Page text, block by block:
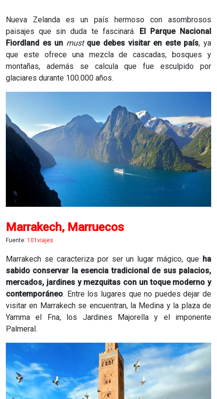
Nueva Zelanda es un país hermoso con asombrosos
paisajes que sin duda te fascinará. El Parque Nacional
Fiordland es un must que debes visitar en este país, ya
que este ofrece una mezcla de cascadas, bosques y
montañas, además se calcula que fue esculpido por
glaciares durante 100.000 años.
Marrakech, Marruecos
Fuente: 101viajes
Marrakech se caracteriza por ser un lugar mágico, que ha
sabido conservar la esencia tradicional de sus palacios,
mercados, jardines y mezquitas con un toque moderno y
contemporáneo. Entre los lugares que no puedes dejar de
visitar en Marrakech se encuentran, la Medina y la plaza de
Yamma el Fna, los Jardines Majorella y el imponente
Palmeral.